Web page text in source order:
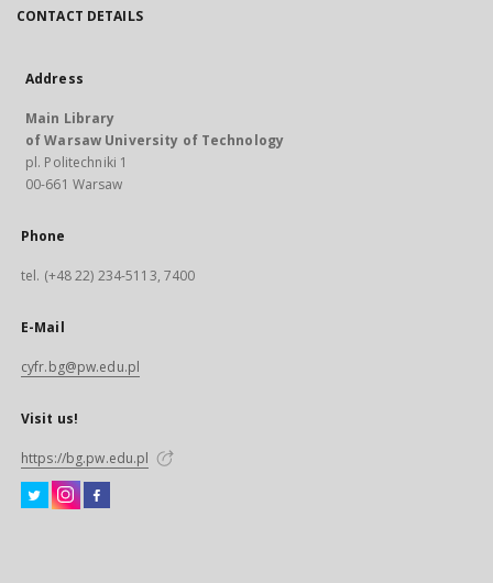
CONTACT DETAILS
Address
Main Library
of Warsaw University of Technology
pl. Politechniki 1
00-661 Warsaw
Phone
tel. (+48 22) 234-5113, 7400
E-Mail
cyfr.bg@pw.edu.pl
Visit us!
https://bg.pw.edu.pl